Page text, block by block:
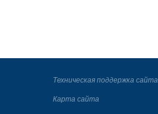
Техническая поддержка сайта
Карта сайта